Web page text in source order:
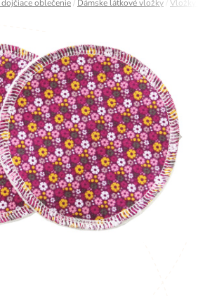
oblečenie/ Dámske látkové vložky Vložky